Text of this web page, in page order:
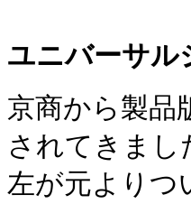
ユニバーサル
京商から製品
されてきまし
左が元よりつ